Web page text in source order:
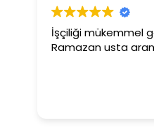
İşçiliği mükemmel
Ramazan usta